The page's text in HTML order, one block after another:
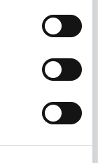
meerdere
hoeft u
u eventueel
documenten.
ieder